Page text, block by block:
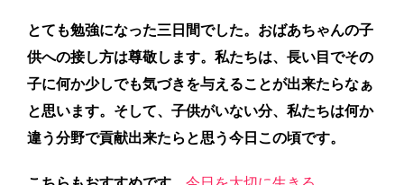
とても勉強になった三日間でした。おばあちゃんの子
供への接し方は尊敬します。私たちは、長い目でその
子に何か少しでも気づきを与えることが出来たらなぁ
と思います。 そして、子供がいない分、私たちは何か
違う分野で貢献出来たらと思う今日この頃です。